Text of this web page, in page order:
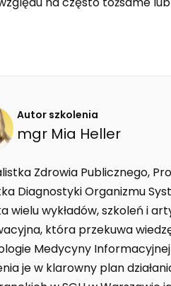
Autor szkolenia
mgr Mia Heller
Zdrowia Publicznego,
Diagnostyki Organizmu
wielu wykładów, szkoleń i
która przekuwa
Medycyny
je w klarowny plan